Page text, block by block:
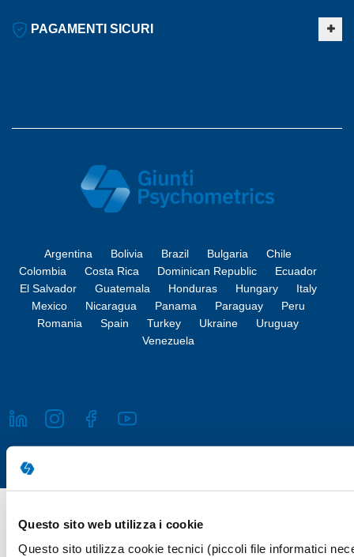
Questo sito web utilizza i cookie
Questo sito utilizza cookie tecnici (piccoli file informatici
PAGAMENTI SICURI
Argentina Bolivia Brazil Bulgaria
Chile
Colombia
Costa Rica Dominican Republic
Ecuador
El Salvador
Guatemala Honduras Hungary
Italy
Mexico
Nicaragua Panama Paraguay
Peru
Romania
Spain Turkey Ukraine
Uruguay
Venezuela
Copyright © 2026 Giunti Psychometrics Italia S.r.l. | P.IVA 07367670481
coordinamento di Holding Daniel S.r.l., tutti i diritti riservati